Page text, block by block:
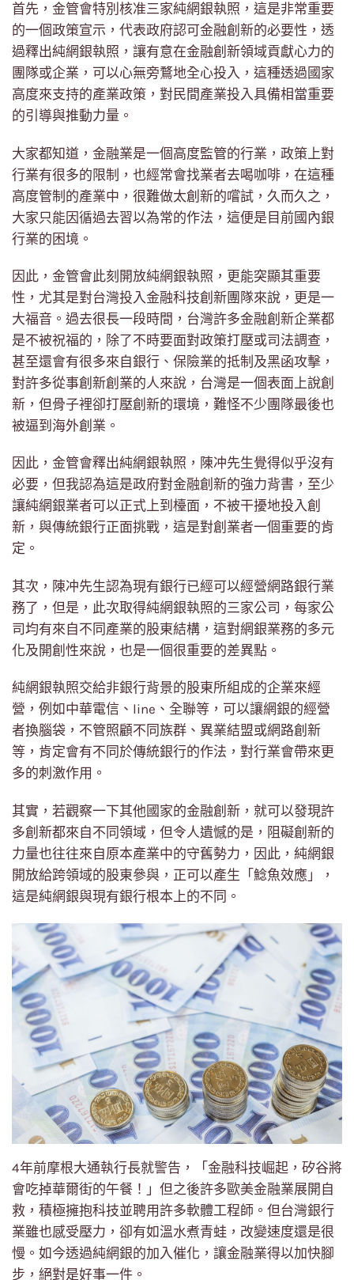
首先，金管會特別核准三家純網銀執照，這是非常重要
的一個政策宣示，代表政府認可金融創新的必要性，透
過釋出純網銀執照，讓有意在金融創新領域貢獻心力的
團隊或企業，可以心無旁鶩地全心投入，這種透過國家
高度來支持的產業政策，對民間產業投入具備相當重要
的引導與推動力量。
大家都知道，金融業是一個高度監管的行業，政策上對
行業有很多的限制，也經常會找業者去喝咖啡，在這種
高度管制的產業中，很難做太創新的嚐試，久而久之，
大家只能因循過去習以為常的作法，這便是目前國內銀
行業的困境。
因此，金管會此刻開放純網銀執照，更能突顯其重要
性，尤其是對台灣投入金融科技創新團隊來說，更是一
大福音。過去很長一段時間，台灣許多金融創新企業都
是不被祝福的，除了不時要面對政策打壓或司法調查，
甚至還會有很多來自銀行、保險業的抵制及黑函攻擊，
對許多從事創新創業的人來說，台灣是一個表面上說創
新，但骨子裡卻打壓創新的環境，難怪不少團隊最後也
被逼到海外創業。
因此，金管會釋出純網銀執照，陳冲先生覺得似乎沒有
必要，但我認為這是政府對金融創新的強力背書，至少
讓純網銀業者可以正式上到檯面，不被干擾地投入創
新，與傳統銀行正面挑戰，這是對創業者一個重要的肯
定。
其次，陳冲先生認為現有銀行已經可以經營網路銀行業
務了，但是，此次取得純網銀執照的三家公司，每家公
司均有來自不同產業的股東結構，這對網銀業務的多元
化及開創性來說，也是一個很重要的差異點。
純網銀執照交給非銀行背景的股東所組成的企業來經
營，例如中華電信、line、全聯等，可以讓網銀的經營
者換腦袋，不管照顧不同族群、異業結盟或網路創新
等，肯定會有不同於傳統銀行的作法，對行業會帶來更
多的刺激作用。
其實，若觀察一下其他國家的金融創新，就可以發現許
多創新都來自不同領域，但令人遺憾的是，阻礙創新的
力量也往往來自原本產業中的守舊勢力，因此，純網銀
開放給跨領域的股東參與，正可以產生「鯰魚效應」，
這是純網銀與現有銀行根本上的不同。
4年前摩根大通執行長就警告，「金融科技崛起，矽谷將
會吃掉華爾街的午餐！」但之後許多歐美金融業展開自
救，積極擁抱科技並聘用許多軟體工程師。但台灣銀行
業雖也感受壓力，卻有如溫水煮青蛙，改變速度還是很
慢。如今透過純網銀的加入催化，讓金融業得以加快腳
步，絕對是好事一件。